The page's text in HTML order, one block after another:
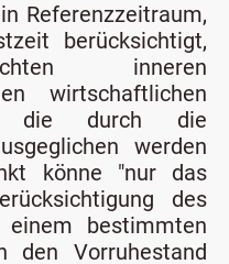
Referenzzeitraum,
berücksichtigt,
inneren
wirtschaftlichen
die durch die
werden
könne "nur das
des
einem bestimmten
Vorruhestand